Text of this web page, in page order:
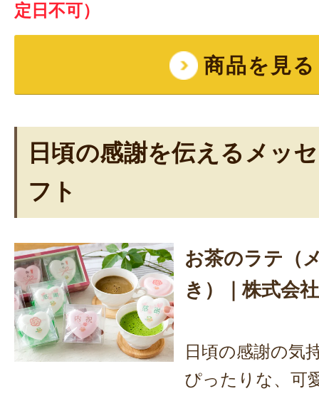
定日不可）
商品を見る
日頃の感謝を伝えるメッ
フト
お茶のラテ（
き）｜株式会
日頃の感謝の気
ぴったりな、可